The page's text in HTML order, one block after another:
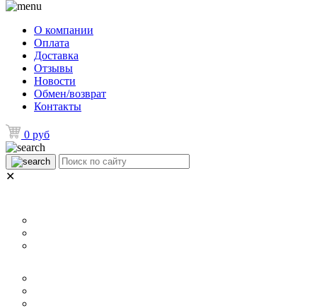
О компании
Оплата
Доставка
Отзывы
Новости
Обмен/возврат
Контакты
0 руб
✕